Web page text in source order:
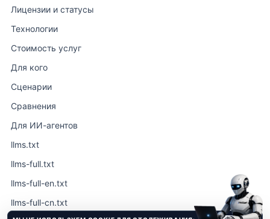
Лицензии и статусы
Технологии
Стоимость услуг
Для кого
Сценарии
Сравнения
Для ИИ-агентов
llms.txt
llms-full.txt
llms-full-en.txt
llms-full-cn.txt